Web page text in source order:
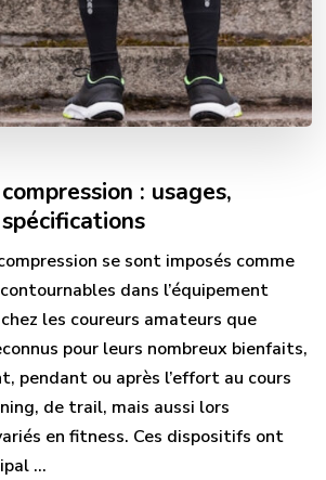
: usages,
se sont imposés comme
dans l’équipement
les coureurs amateurs que
pour leurs nombreux bienfaits,
pendant ou après l’effort au cours
de trail, mais aussi lors
en fitness. Ces dispositifs ont
…